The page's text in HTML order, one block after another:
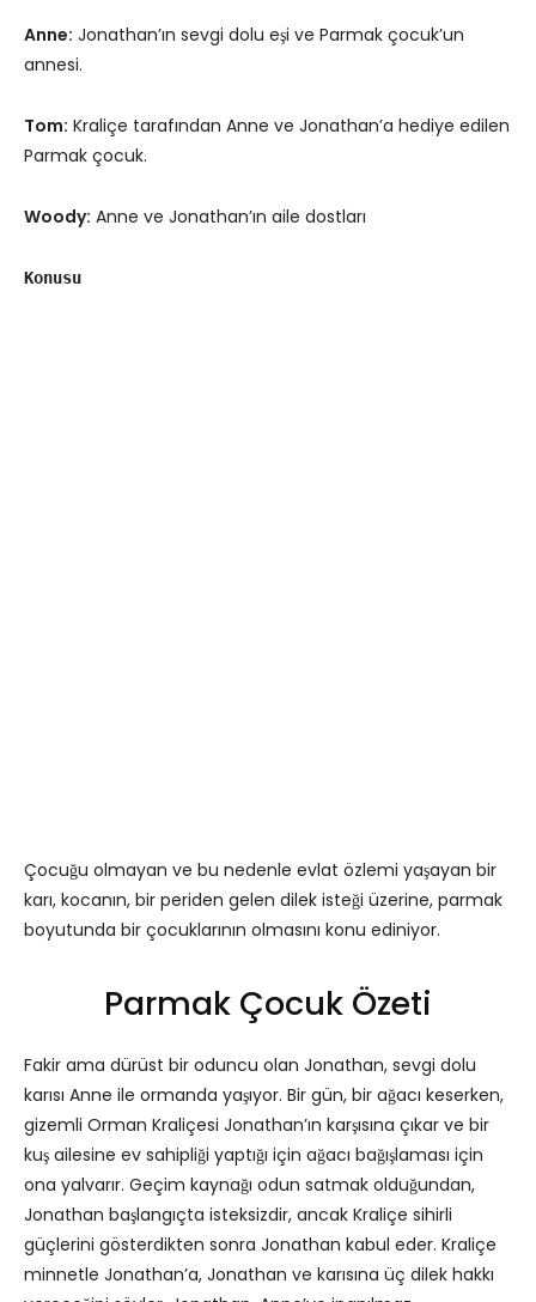
Anne: Jonathan’ın sevgi dolu eşi ve Parmak çocuk’un
annesi.
Tom: Kraliçe tarafından Anne ve Jonathan’a hediye edilen
Parmak çocuk.
Woody: Anne ve Jonathan’ın aile dostları
Konusu
Çocuğu olmayan ve bu nedenle evlat özlemi yaşayan bir
karı, kocanın, bir periden gelen dilek isteği üzerine, parmak
boyutunda bir çocuklarının olmasını konu ediniyor.
Parmak Çocuk Özeti
Fakir ama dürüst bir oduncu olan Jonathan, sevgi dolu
karısı Anne ile ormanda yaşıyor. Bir gün, bir ağacı keserken,
gizemli Orman Kraliçesi Jonathan’ın karşısına çıkar ve bir
kuş ailesine ev sahipliği yaptığı için ağacı bağışlaması için
ona yalvarır. Geçim kaynağı odun satmak olduğundan,
Jonathan başlangıçta isteksizdir, ancak Kraliçe sihirli
güçlerini gösterdikten sonra Jonathan kabul eder. Kraliçe
minnetle Jonathan’a, Jonathan ve karısına üç dilek hakkı